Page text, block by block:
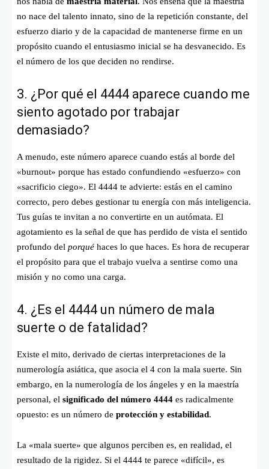
no nace del talento innato, sino de la repetición constante, del
esfuerzo diario y de la capacidad de mantenerse firme en un
propósito cuando el entusiasmo inicial se ha desvanecido. Es
el número de los que deciden no rendirse.
3. ¿Por qué el 4444 aparece cuando me
siento agotado por trabajar
demasiado?
A menudo, este número aparece cuando estás al borde del
«burnout» porque has estado confundiendo «esfuerzo» con
«sacrificio ciego». El 4444 te advierte: estás en el camino
correcto, pero debes gestionar tu energía con más inteligencia.
Tus guías te invitan a no convertirte en un autómata. El
agotamiento es la señal de que has perdido de vista el sentido
profundo del porqué haces lo que haces. Es hora de recuperar
el propósito para que el trabajo vuelva a sentirse como una
misión y no como una carga.
4. ¿Es el 4444 un número de mala
suerte o de fatalidad?
Existe el mito, derivado de ciertas interpretaciones de la
numerología asiática, que asocia el 4 con la mala suerte. Sin
embargo, en la numerología de los ángeles y en la maestría
personal, el significado del número 4444 es radicalmente
opuesto: es un número de protección y estabilidad.
La «mala suerte» que algunos perciben es, en realidad, el
resultado de la rigidez. Si el 4444 te parece «difícil», es